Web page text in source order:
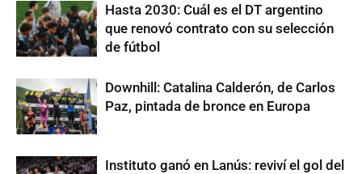
Hasta 2030: Cuál es el DT argentino
que renovó contrato con su selección
de fútbol
Downhill: Catalina Calderón, de Carlos
Paz, pintada de bronce en Europa
Instituto ganó en Lanús: reviví el gol del